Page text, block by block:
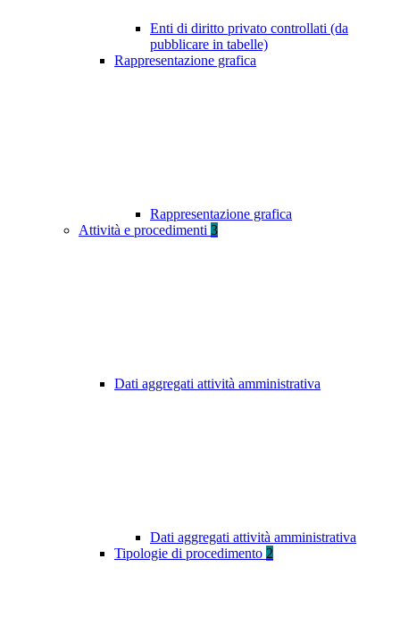
Enti di diritto privato controllati (da
pubblicare in tabelle)
Rappresentazione grafica
Rappresentazione grafica
Attività e procedimenti 3
Dati aggregati attività amministrativa
Dati aggregati attività amministrativa
Tipologie di procedimento 2